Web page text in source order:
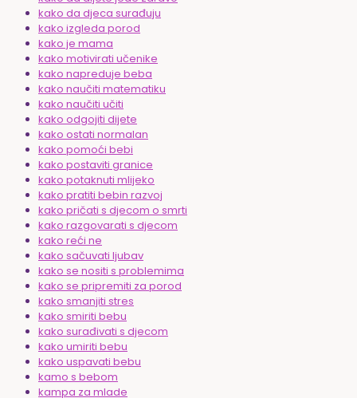
kako da djeca surađuju
kako izgleda porod
kako je mama
kako motivirati učenike
kako napreduje beba
kako naučiti matematiku
kako naučiti učiti
kako odgojiti dijete
kako ostati normalan
kako pomoći bebi
kako postaviti granice
kako potaknuti mlijeko
kako pratiti bebin razvoj
kako pričati s djecom o smrti
kako razgovarati s djecom
kako reći ne
kako sačuvati ljubav
kako se nositi s problemima
kako se pripremiti za porod
kako smanjiti stres
kako smiriti bebu
kako surađivati s djecom
kako umiriti bebu
kako uspavati bebu
kamo s bebom
kampa za mlade